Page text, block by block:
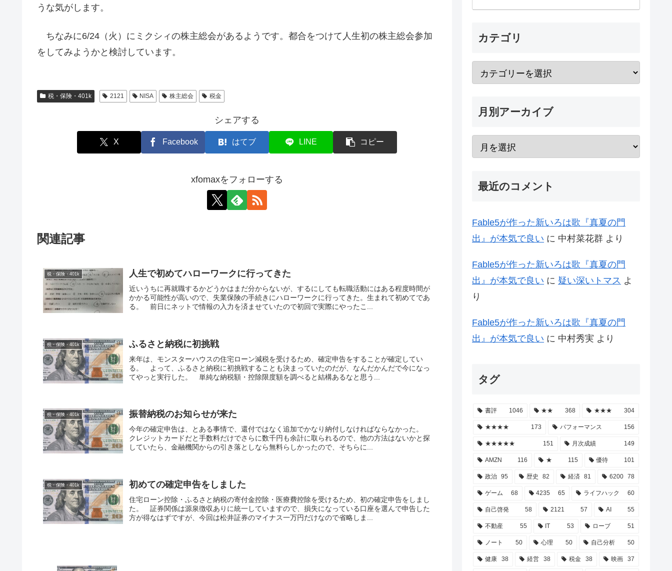
うな気がします。
ちなみに6/24（火）にミクシィの株主総会があるようです。都合をつけて人生初の株主総会参加
をしてみようかと検討しています。
税・保険・401k 2121 NISA 株主総会 税金
シェアする
X Facebook はてブ LINE コピー
xfomaxをフォローする
関連記事
税・保険・401k 人生で初めてハローワークに行ってきた
近いうちに再就職するかどうかはまだ分からないが、するにしても転職活動にはある程度時間が
かかる可能性が高いので、失業保険の手続きにハローワークに行ってきた。生まれて初めてであ
る。 前日にネットで情報の入力を済ませていたので初回で実際にやったこ...
税・保険・401k ふるさと納税に初挑戦
来年は、モンスターハウスの住宅ローン減税を受けるため、確定申告をすることが確定してい
る。 よって、ふるさと納税に初挑戦することも決まっていたのだが、なんだかんだで今になっ
てやっと実行した。 単純な納税額・控除限度額を調べると結構あるなと思う...
税・保険・401k 振替納税のお知らせが来た
今年の確定申告は、とある事情で、還付ではなく追加でかなり納付しなければならなかった。
クレジットカードだと手数料だけでさらに数千円も余計に取られるので、他の方法はないかと探
していたら、金融機関からの引き落としなら無料らしかったので、そちらに...
税・保険・401k 初めての確定申告をしました
住宅ローン控除・ふるさと納税の寄付金控除・医療費控除を受けるため、初の確定申告をしまし
た。 証券関係は源泉徴収ありに統一していますので、損失になっている口座を選んで申告した
方が得なはずですが、今回は松井証券のマイナス一万円だけなので省略しま...
カテゴリ
月別アーカイブ
最近のコメント
Fable5が作った新いろは歌『真夏の門
出』が本気で良い に 中村菜花群 より
Fable5が作った新いろは歌『真夏の門
出』が本気で良い に 疑い深いトマス よ
り
Fable5が作った新いろは歌『真夏の門
出』が本気で良い に 中村秀実 より
タグ
書評 1046 ★★ 368 ★★★ 304
★★★★ 173 パフォーマンス 156
★★★★★ 151 月次成績 149
AMZN 116 ★ 115 優待 101
政治 95 歴史 82 経済 81 6200 78
ゲーム 68 4235 65 ライフハック 60
自己啓発 58 2121 57 AI 55
不動産 55 IT 53 ローブ 51
ノート 50 心理 50 自己分析 50
健康 38 経営 38 税金 38 映画 37